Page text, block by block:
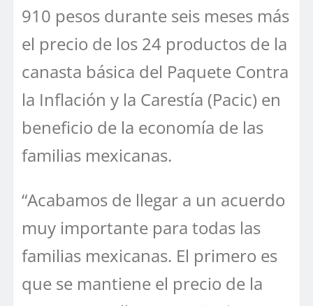
910 pesos durante seis meses más
el precio de los 24 productos de la
canasta básica del Paquete Contra
la Inflación y la Carestía (Pacic) en
beneficio de la economía de las
familias mexicanas.
“Acabamos de llegar a un acuerdo
muy importante para todas las
familias mexicanas. El primero es
que se mantiene el precio de la